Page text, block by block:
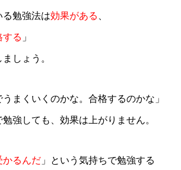
る勉強法は効果がある
する 」
しょう。
うまくいくのかな。合格するのかな」
強しても、効果は上がりません。
かるんだ 」という気持ちで勉強する